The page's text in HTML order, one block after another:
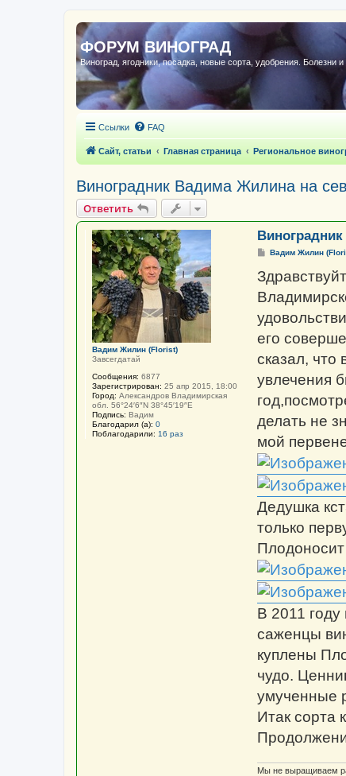
ФОРУМ ВИНОГРАД
Виноград, ягодники, посадка, новые сорта, удобрения. Болезни
Ссылки FAQ
Сайт, статьи Главная страница Региональное
Виноградник Вадима Жилина на
Ответить
Вадим Жилин (Florist)
Завсегдатай
Сообщения: 6877
Зарегистрирован: 25 апр 2015, 18:00
Город: Александров Владимирская
обл. 56°24′6″N 38°45′19″E
Подпись: Вадим
Благодарил (а): 0
Поблагодарили: 16 раз
С
б
е
и
Вадим Жилин
его
сказал,
увлечения
делать не
мой
Дедушка
только
В 2011
саженцы
куплены
чудо.
умученные
Итак сорта
Мы не выращиваем